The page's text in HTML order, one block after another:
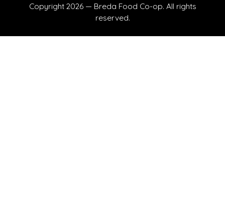
Copyright 2026 — Breda Food Co-op. All rights
reserved.